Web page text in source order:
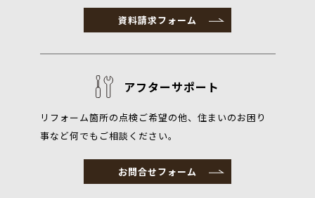
資料請求フォーム
アフターサポート
リフォーム箇所の点検ご希望の他、住まいのお困り
事など何でもご相談ください。
お問合せフォーム